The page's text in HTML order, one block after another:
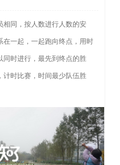
相同，按人数进行人数的安
在一起，一起跑向终点，用时
同时进行，最先到终点的胜
计时比赛，时间最少队伍胜